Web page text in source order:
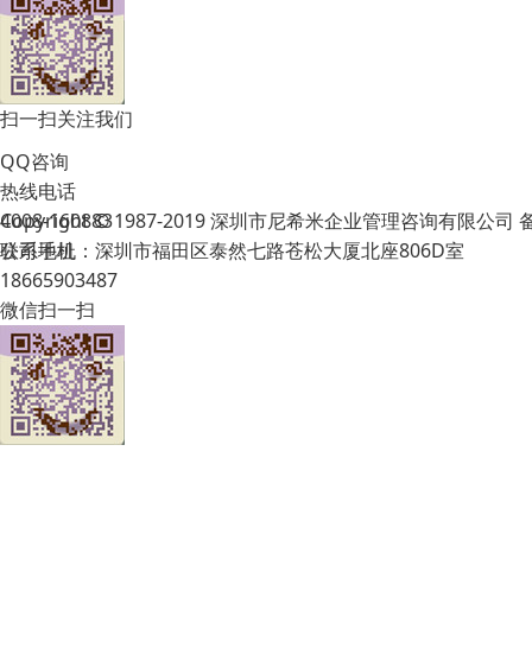
扫一扫关注我们
Copyright © 1987-2019 深圳市尼希米企业管理咨询有限公司
公司地址：深圳市福田区泰然七路苍松大厦北座806D室
QQ咨询
热线电话
4008-160883
联系手机
18665903487
微信扫一扫